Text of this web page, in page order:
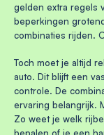
gelden extra regels
beperkingen
combinaties rijden.
Toch moet je altijd
auto. Dit blijft een
controle. De
ervaring belangrijk.
Zo weet je welk